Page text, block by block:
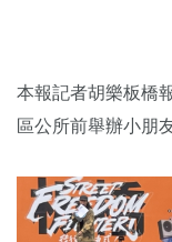
本報記者胡樂板橋
區公所前舉辦小朋